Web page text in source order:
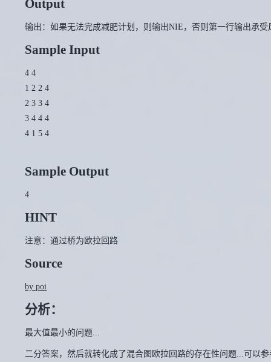
Output
输出：如果无法完成减肥计划，则输出NIE，否则第一行输出承
Sample Input
4 4
1 2 2 4
2 3 3 4
3 4 4 4
4 1 5 4
Sample Output
4
HINT
注意：通过桥为欧拉回路
Source
by poi
分析：
最大值最小的问题...
二分答案，然后就转化成了混合图欧拉回路的存在性问题...可以参